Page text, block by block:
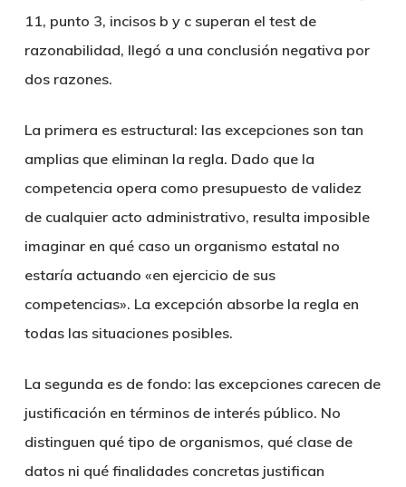
11, punto 3, incisos b y c superan el test de
razonabilidad, llegó a una conclusión negativa por
dos razones.
La primera es estructural: las excepciones son tan
amplias que eliminan la regla. Dado que la
competencia opera como presupuesto de validez
de cualquier acto administrativo, resulta imposible
imaginar en qué caso un organismo estatal no
estaría actuando «en ejercicio de sus
competencias». La excepción absorbe la regla en
todas las situaciones posibles.
La segunda es de fondo: las excepciones carecen de
justificación en términos de interés público. No
distinguen qué tipo de organismos, qué clase de
datos ni qué finalidades concretas justifican